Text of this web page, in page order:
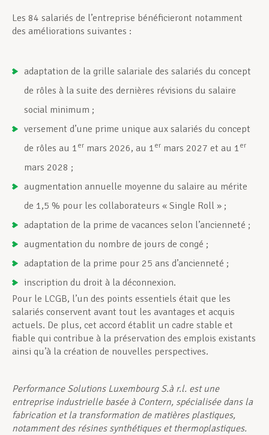
Les 84 salariés de l’entreprise bénéficieront notamment
des améliorations suivantes :
adaptation de la grille salariale des salariés du concept
de rôles à la suite des dernières révisions du salaire
social minimum ;
versement d’une prime unique aux salariés du concept
de rôles au 1 er mars 2026, au 1 er mars 2027 et au 1 er
mars 2028 ;
augmentation annuelle moyenne du salaire au mérite
de 1,5 % pour les collaborateurs « Single Roll » ;
adaptation de la prime de vacances selon l’ancienneté ;
augmentation du nombre de jours de congé ;
adaptation de la prime pour 25 ans d’ancienneté ;
inscription du droit à la déconnexion.
Pour le LCGB, l’un des points essentiels était que les
salariés conservent avant tout les avantages et acquis
actuels. De plus, cet accord établit un cadre stable et
fiable qui contribue à la préservation des emplois existants
ainsi qu’à la création de nouvelles perspectives.
Performance Solutions Luxembourg S.à r.l. est une
entreprise industrielle basée à Contern, spécialisée dans la
fabrication et la transformation de matières plastiques,
notamment des résines synthétiques et thermoplastiques.